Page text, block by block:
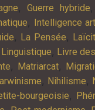
,Guerre hybride
, Intelligence
, La Pensée,
Linguistique, Livre
, Matriarcat,
, Nihilisme,
bourgeoisie,